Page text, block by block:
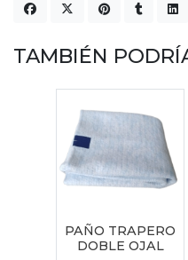
TAMBIÉN
PAÑO TRAPERO
DOBLE OJAL